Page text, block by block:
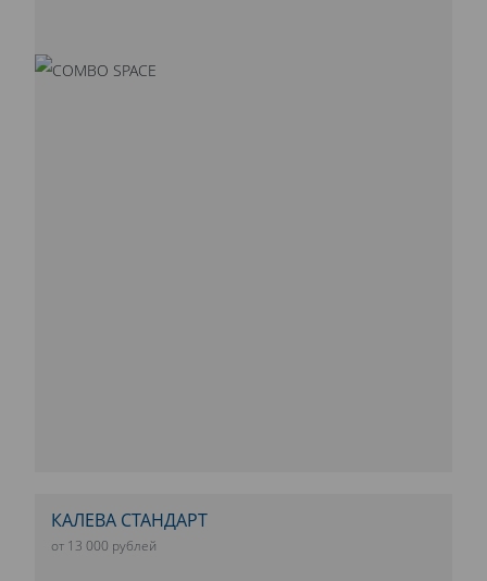
КАЛЕВА СТАНДАРТ
от 13 000 рублей